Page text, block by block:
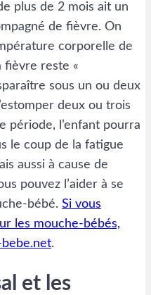
plus de 2 mois ait un
de fièvre. On
corporelle de
fièvre reste «
sous un ou deux
deux ou trois
période, l’enfant pourra
le coup de la fatigue
aussi à cause de
pouvez l’aider à se
bébé. Si vous
les mouche-bébés,
.
et les